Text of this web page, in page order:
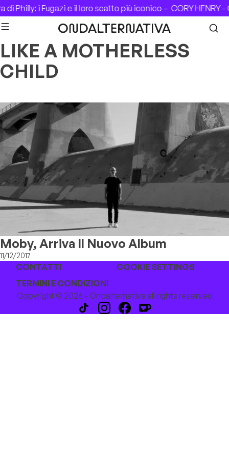
Skip to content
Philly: i Fugazi e il loro scatto più iconico – CORY HENRY
LIKE A MOTHERLESS
CHILD
Moby, Arriva Il Nuovo Album
11/12/2017
CONTATTI
COOKIE SETTINGS
TERMINI E CONDIZIONI
Copyright © 2026 - Ondalternativa all rights reserved